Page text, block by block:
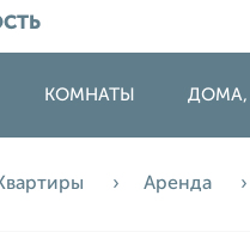
КОМНАТЫ ДОМА,
Аренда